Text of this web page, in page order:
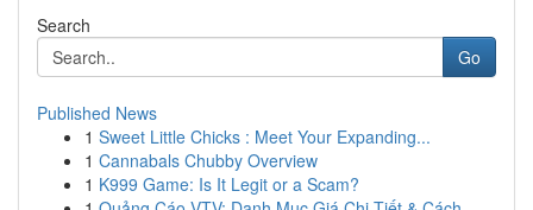
Search
Go
Published News
1 Sweet Little Chicks : Meet Your Expanding...
1 Cannabals Chubby Overview
1 K999 Game: Is It Legit or a Scam?